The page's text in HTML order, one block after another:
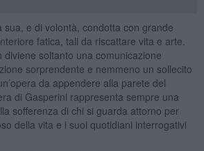
sua, e di volontà, condotta con grande
fatica, tali da riscattare vita e arte.
diviene soltanto una comunicazione
sorprendente e nemmeno un sollecito
da appendere alla parete del
di Gasperini rappresenta sempre una
sofferenza di chi si guarda attorno per
della vita e i suoi quotidiani interrogativi